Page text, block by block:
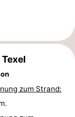
zum Strand: